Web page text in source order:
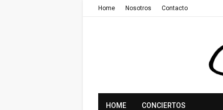
Home Nosotros Contacto
HOME CONCIERTOS